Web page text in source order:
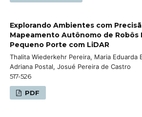
Explorando Ambientes com
Mapeamento Autônomo de Robôs
Pequeno Porte com LiDAR
Thalita Wiederkehr Pereira, Maria Eduarda
Adriana Postal, Josué Pereira de Castro
517-526
PDF